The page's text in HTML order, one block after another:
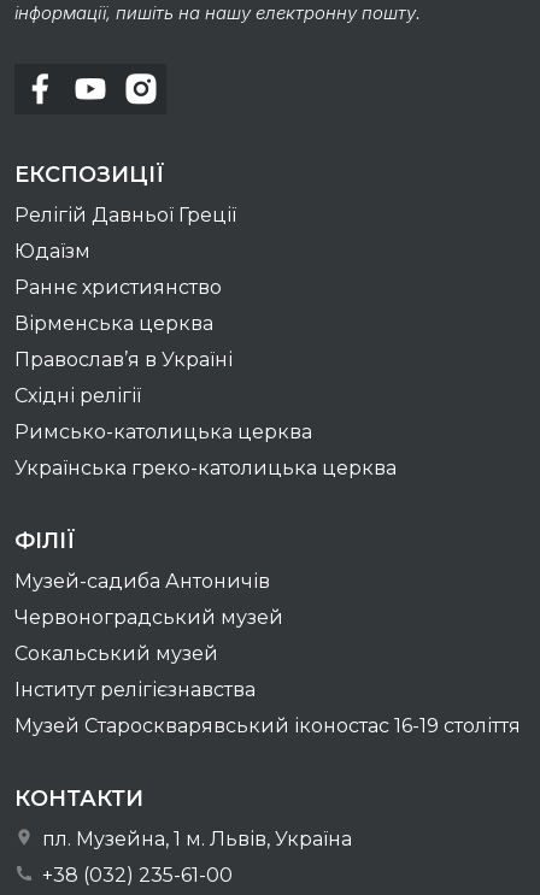
інформації, пишіть на нашу електронну пошту.
ЕКСПОЗИЦІЇ
Релігій Давньої Греції
Юдаїзм
Раннє християнство
Вірменська церква
Православ’я в Україні
Східні релігії
Римсько-католицька церква
Українська греко-католицька церква
ФІЛІЇ
Музей-садиба Антоничів
Червоноградський музей
Сокальський музей
Інститут релігієзнавства
Музей Староскварявський іконостас 16-19 cтоліття
КОНТАКТИ
пл. Музейна, 1 м. Львів, Україна
+38 (032) 235-61-00